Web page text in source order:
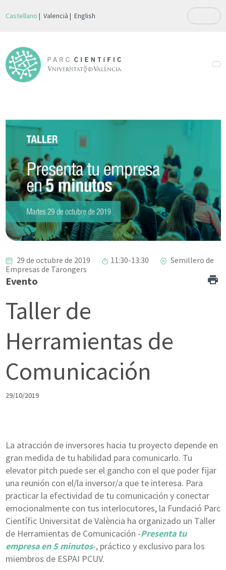
Castellano Valencià English
29 de octubre de 2019 11:30-13:30
Semillero de
Empresas de Tarongers
Evento
Taller de
Herramientas de
Comunicación
29/10/2019
La atracción de inversores hacia tu proyecto depende en
gran medida de tu habilidad para comunicarlo. Tu
elevator pitch puede ser el gancho con el que poder fijar
una reunión con el/la inversor/a que te interesa. Para
practicar la efectividad de tu comunicación y conectar
emocionalmente con tus interlocutores, la Fundació Parc
Científic Universitat de València ha organizado un Taller
de Herramientas de Comunicación -Presenta tu
empresa en 5 minutos-, práctico y exclusivo para los
miembros de ESPAI PCUV.